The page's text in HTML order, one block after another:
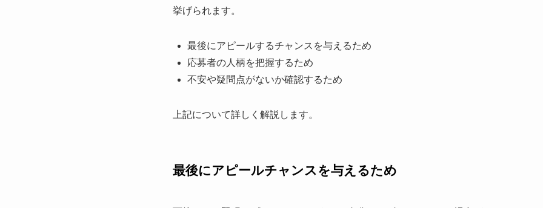
挙げられます。
最後にアピールするチャンスを与えるため
応募者の人柄を把握するため
不安や疑問点がないか確認するため
上記について詳しく解説します。
最後にアピールチャンスを与えるため